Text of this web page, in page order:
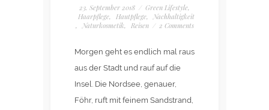
23. September 2018 / Green Lifestyle
Haarpflege, Hautpflege,
Nachhaltigkeit
Naturkosmetik Reisen / 2 Comments
Morgen geht es endlich mal raus
aus der Stadt und rauf auf die
Insel. Die Nordsee, genauer,
Föhr, ruft mit feinem Sandstrand,